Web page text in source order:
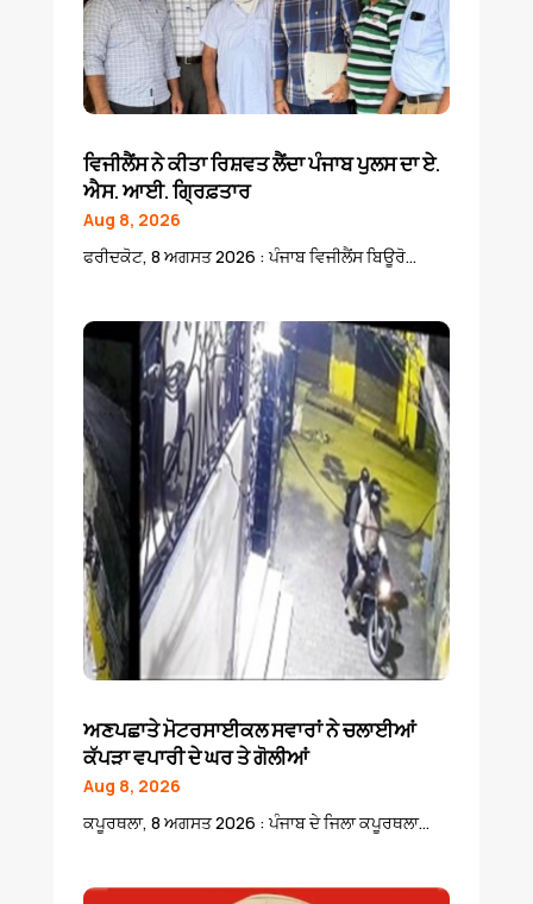
ਵਿਜੀਲੈਂਸ ਨੇ ਕੀਤਾ ਰਿਸ਼ਵਤ ਲੈਂਦਾ ਪੰਜਾਬ ਪੁਲਸ ਦਾ ਏ.
ਐਸ. ਆਈ. ਗ੍ਰਿਫ਼ਤਾਰ
Aug 8, 2026
ਫਰੀਦਕੋਟ, 8 ਅਗਸਤ 2026 : ਪੰਜਾਬ ਵਿਜੀਲੈਂਸ ਬਿਊਰੋ...
ਅਣਪਛਾਤੇ ਮੋਟਰਸਾਈਕਲ ਸਵਾਰਾਂ ਨੇ ਚਲਾਈਆਂ
ਕੱਪੜਾ ਵਪਾਰੀ ਦੇ ਘਰ ਤੇ ਗੋਲੀਆਂ
Aug 8, 2026
ਕਪੂਰਥਲਾ, 8 ਅਗਸਤ 2026 : ਪੰਜਾਬ ਦੇ ਜਿਲਾ ਕਪੂਰਥਲਾ...